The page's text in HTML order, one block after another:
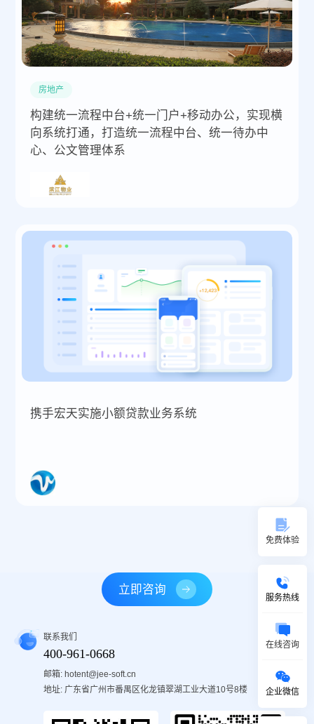
房地产
构建统一流程中台+统一门户+移动办公，实现横
向系统打通，打造统一流程中台、统一待办中
心、公文管理体系
携手宏天实施小额贷款业务系统
立即咨询
联系我们
400-961-0668
邮箱: hotent@jee-soft.cn
地址: 广东省广州市番禺区化龙镇翠湖工业大道10号8楼
免费体验
服务热线
在线咨询
企业微信